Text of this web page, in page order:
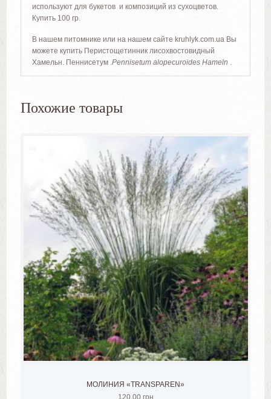
используют для букетов и композиций из сухоцветов.
Купить 100 гр.
В нашем питомнике или на нашем сайте kruhlyk.com.ua Вы
можете купить Перистощетинник лисохвостовидный
Хамельн. Пеннисетум . Pennisetum alopecuroides Hameln
Похожие товары
МОЛИНИЯ «TRANSPAREN»
120.00 грн